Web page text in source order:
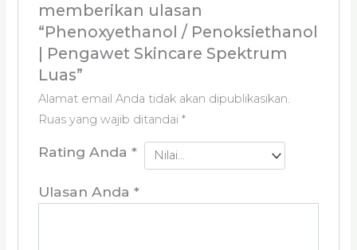
memberikan ulasan
“Phenoxyethanol / Penoksiethanol
| Pengawet Skincare Spektrum
Luas”
Alamat email Anda tidak akan dipublikasikan.
Ruas yang wajib ditandai *
Rating Anda *
Ulasan Anda *